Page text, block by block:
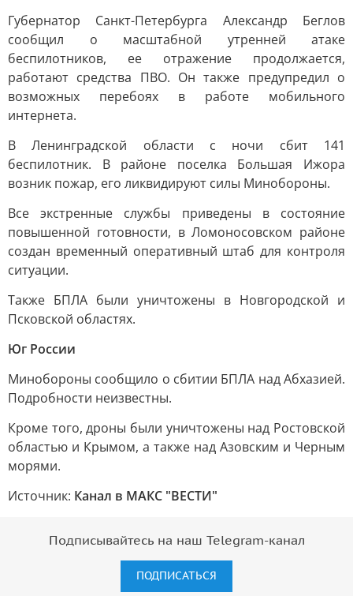
Губернатор Санкт-Петербурга Александр Беглов
сообщил о масштабной утренней атаке
беспилотников, ее отражение продолжается,
работают средства ПВО. Он также предупредил о
возможных перебоях в работе мобильного
интернета.
В Ленинградской области с ночи сбит 141
беспилотник. В районе поселка Большая Ижора
возник пожар, его ликвидируют силы Минобороны.
Все экстренные службы приведены в состояние
повышенной готовности, в Ломоносовском районе
создан временный оперативный штаб для контроля
ситуации.
Также БПЛА были уничтожены в Новгородской и
Псковской областях.
Юг России
Минобороны сообщило о сбитии БПЛА над Абхазией.
Подробности неизвестны.
Кроме того, дроны были уничтожены над Ростовской
областью и Крымом, а также над Азовским и Черным
морями.
Источник: Канал в МАКС "ВЕСТИ"
Подписывайтесь на наш Telegram-канал
ПОДПИСАТЬСЯ